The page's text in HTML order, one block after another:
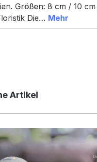
Größen: 8 cm / 10
Die… Mehr
überspringen
Artikel